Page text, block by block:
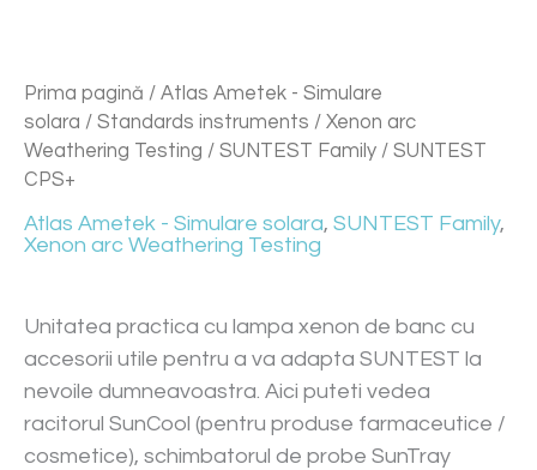
Prima pagină / Atlas Ametek - Simulare
solara / Standards instruments / Xenon arc
Weathering Testing / SUNTEST Family / SUNTEST
CPS+
Atlas Ametek - Simulare solara, SUNTEST Family,
Xenon arc Weathering Testing
Unitatea practica cu lampa xenon de banc cu
accesorii utile pentru a va adapta SUNTEST la
nevoile dumneavoastra. Aici puteti vedea
racitorul SunCool (pentru produse farmaceutice /
cosmetice), schimbatorul de probe SunTray